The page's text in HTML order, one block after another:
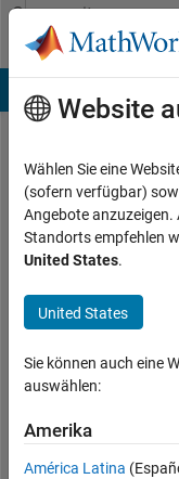
Weiter zum Inhalt
Community
Profile
Adrián
Last
fast 2
Jahre
vor
seit
2020
Website
Wählen Sie eine
(sofern verfügbar)
Angebote anzuzeigen.
Standorts empfehlen
United States.
United States
Sie können auch eine
auswählen:
Amerika
América Latina